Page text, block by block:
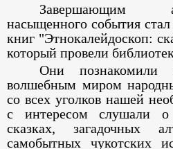
Завершающим
насыщенного события
книг "Этнокалейдоскоп:
который провели
Они познакомили
волшебным миром
со всех уголков нашей
с интересом слушали
сказках, загадочных
самобытных чукотских